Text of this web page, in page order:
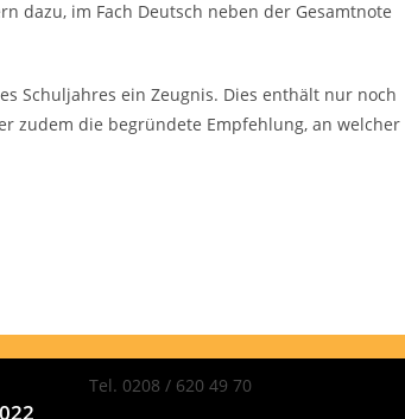
dazu, im Fach Deutsch neben der Gesamtnote
Schuljahres ein Zeugnis. Dies enthält nur noch
zudem die begründete Empfehlung, an welcher
Tel. 0208 / 620 49 70